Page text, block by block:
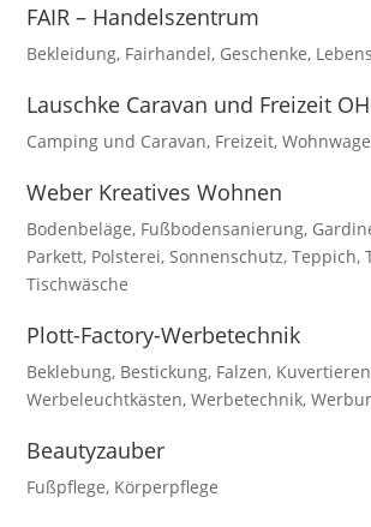
FAIR – Handelszentrum
Bekleidung, Fairhandel, Geschenke,
Lauschke Caravan und Freizeit
Camping und Caravan, Freizeit,
Weber Kreatives Wohnen
Bodenbeläge, Fußbodensanierung,
Parkett, Polsterei,Sonnenschutz,Teppich,
Tischwäsche
Plott-Factory-Werbetechnik
Beklebung, Bestickung, Falzen, Kuvertieren
Werbeleuchtkästen,Werbetechnik,
Beautyzauber
Fußpflege, Körperpflege